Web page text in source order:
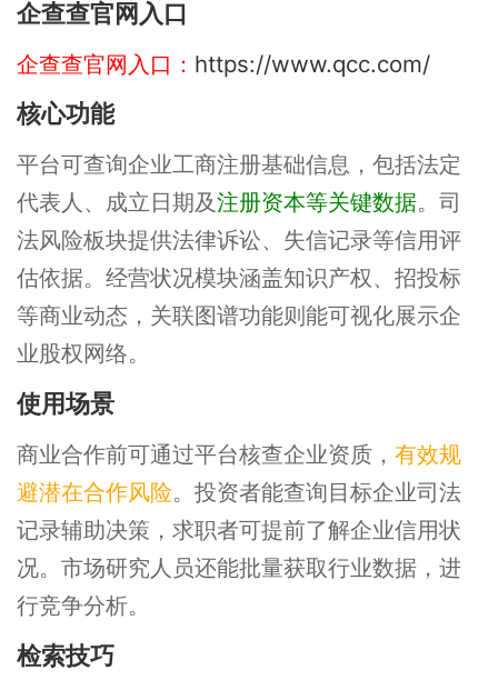
企查查官网入口
企查查官网入口： https://www.qcc.com/
核心功能
平台可查询企业工商注册基础信息，包括法定
代表人、成立日期及注册资本等关键数据。司
法风险板块提供法律诉讼、失信记录等信用评
估依据。经营状况模块涵盖知识产权、招投标
等商业动态，关联图谱功能则能可视化展示企
业股权网络。
使用场景
商业合作前可通过平台核查企业资质，有效规
避潜在合作风险。投资者能查询目标企业司法
记录辅助决策，求职者可提前了解企业信用状
况。市场研究人员还能批量获取行业数据，进
行竞争分析。
检索技巧